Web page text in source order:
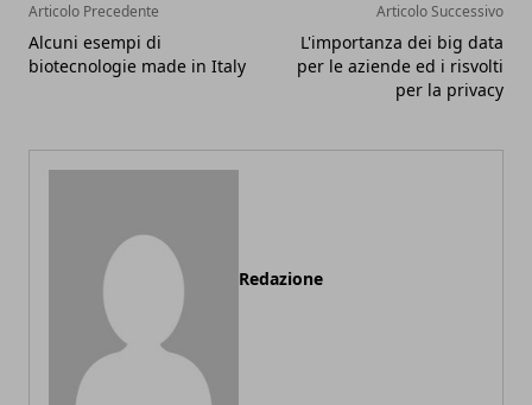
Articolo Precedente
Alcuni esempi di
biotecnologie made in Italy
Articolo Successivo
L'importanza dei big data
per le aziende ed i risvolti
per la privacy
Redazione